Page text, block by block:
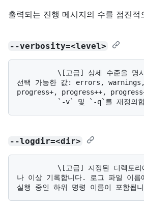
출력되는 진행 메시지의 수를 점진적
--verbosity=<level>
선택 가능한 값: errors,
progress+, progress++,
--logdir=<dir>
나 이상 기록합니다. 로그 파일 이름